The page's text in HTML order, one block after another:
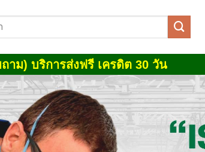
าม) บริการส่งฟรี เครดิต 30 วัน